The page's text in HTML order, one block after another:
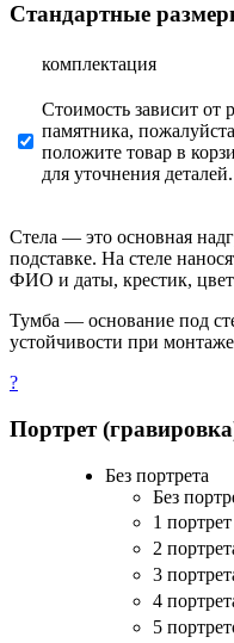
Стандартные
комплектация
Стоимость зависит от
памятника,
положите товар в
для уточнения деталей.
Стела — это основная
подставке. На стеле
ФИО и даты, крестик,
Тумба — основание под
устойчивости при
?
Портрет
Без портрета
Без
1 портрет
2
3
4
5